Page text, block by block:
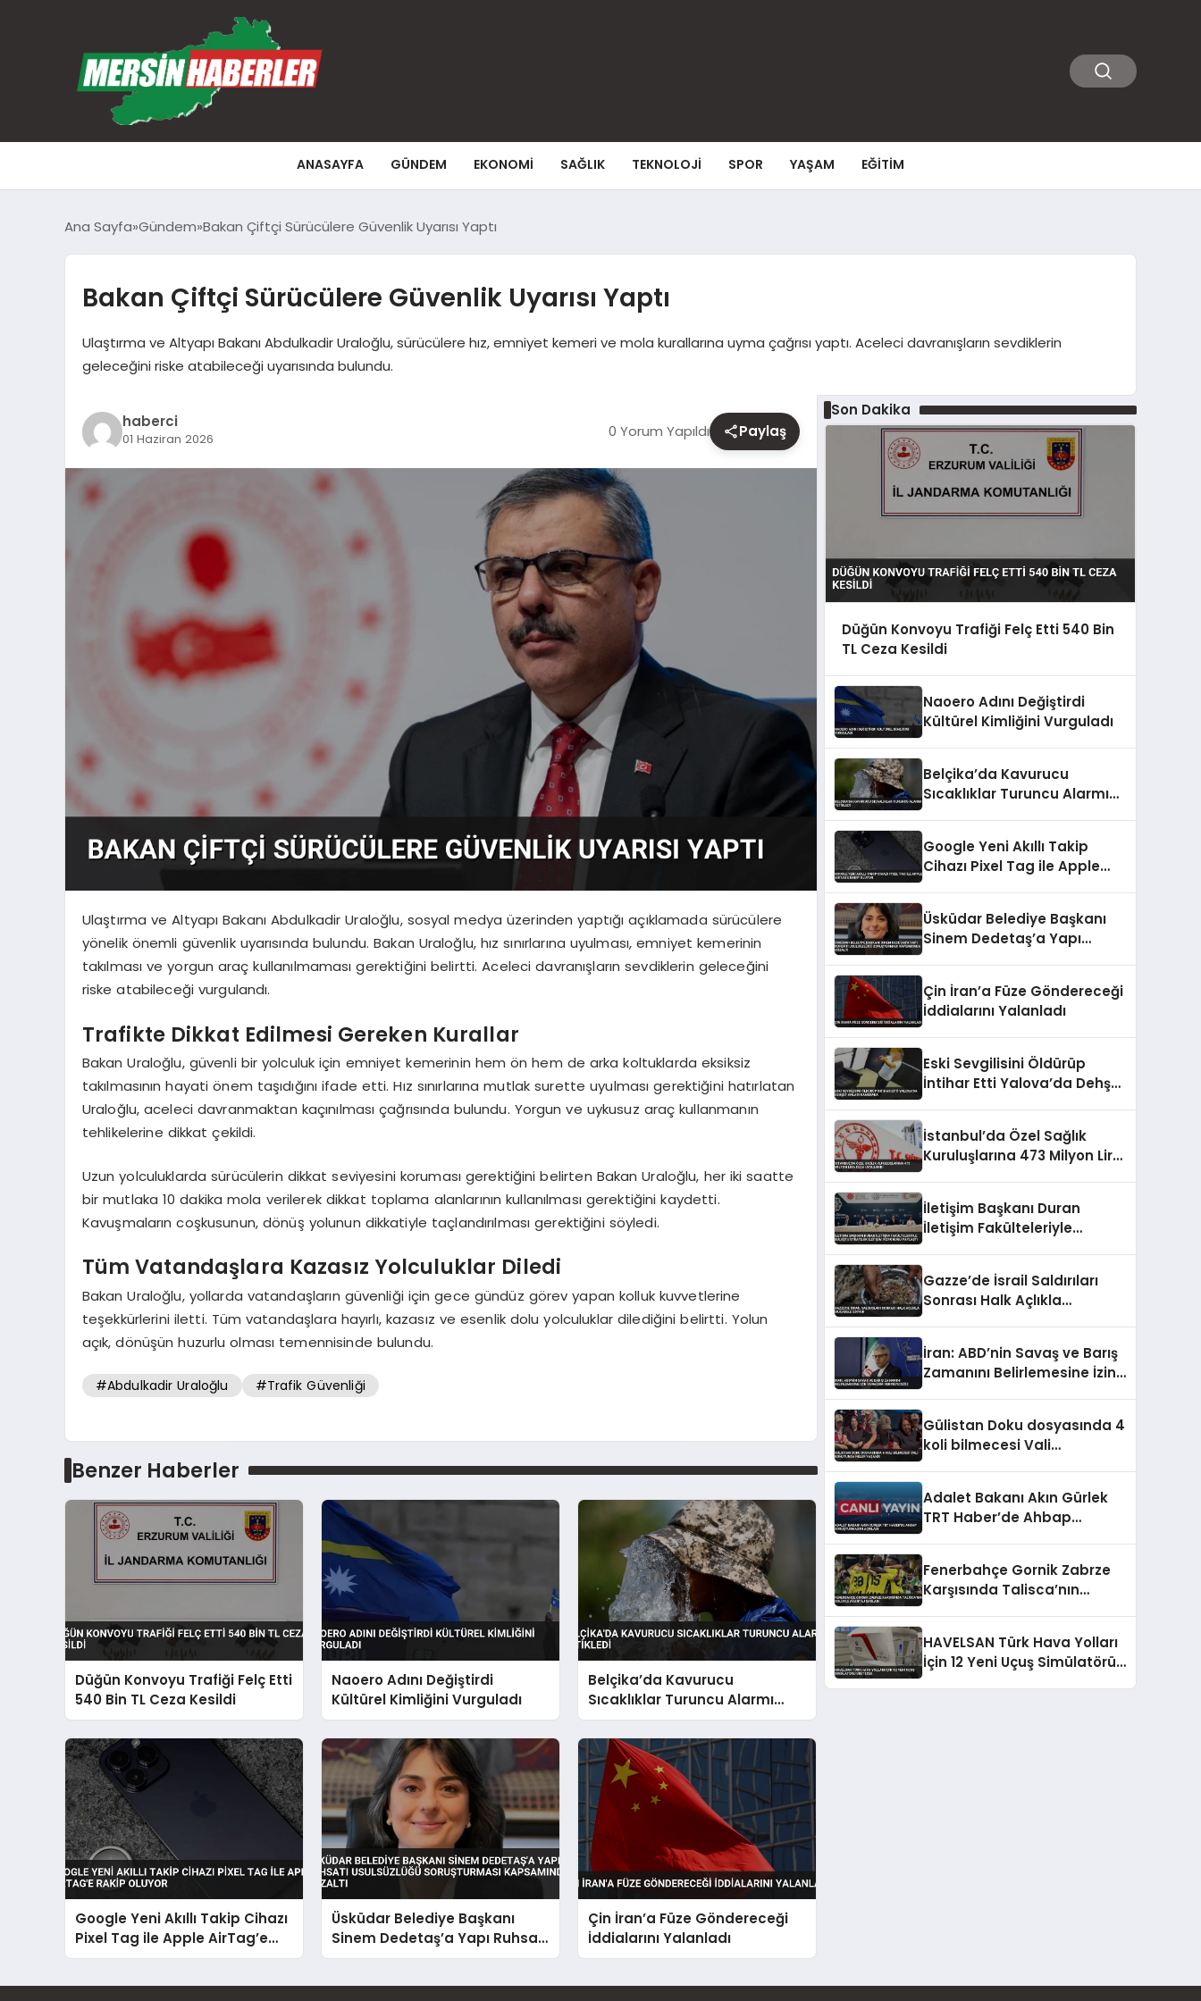
ANASAYFA GÜNDEM EKONOMI SAĞLIK TEKNOLOJI SPOR YAŞAM EĞITIM
Ana Sayfa Gündem Bakan Çiftçi Sürücülere Güvenlik Uyarısı Yaptı
Bakan Çiftçi Sürücülere Güvenlik Uyarısı Yaptı
Ulaştırma ve Altyapı Bakanı Abdulkadir Uraloğlu, sürücülere hız, emniyet kemeri ve mola kurallarına uyma çağrısı yaptı. Aceleci davranışların sevdiklerin
geleceğini riske atabileceği uyarısında bulundu.
haberci
01 Haziran 2026 0 Yorum Yapıldı Paylaş
Ulaştırma ve Altyapı Bakanı Abdulkadir Uraloğlu, sosyal medya üzerinden yaptığı açıklamada sürücülere
yönelik önemli güvenlik uyarısında bulundu. Bakan Uraloğlu, hız sınırlarına uyulması, emniyet kemerinin
takılması ve yorgun araç kullanılmaması gerektiğini belirtti. Aceleci davranışların sevdiklerin geleceğini
riske atabileceği vurgulandı.
Trafikte Dikkat Edilmesi Gereken Kurallar
Bakan Uraloğlu, güvenli bir yolculuk için emniyet kemerinin hem ön hem de arka koltuklarda eksiksiz
takılmasının hayati önem taşıdığını ifade etti. Hız sınırlarına mutlak surette uyulması gerektiğini hatırlatan
Uraloğlu, aceleci davranmaktan kaçınılması çağrısında bulundu. Yorgun ve uykusuz araç kullanmanın
tehlikelerine dikkat çekildi.
Uzun yolculuklarda sürücülerin dikkat seviyesini koruması gerektiğini belirten Bakan Uraloğlu, her iki saatte
bir mutlaka 10 dakika mola verilerek dikkat toplama alanlarının kullanılması gerektiğini kaydetti.
Kavuşmaların coşkusunun, dönüş yolunun dikkatiyle taçlandırılması gerektiğini söyledi.
Tüm Vatandaşlara Kazasız Yolculuklar Diledi
Bakan Uraloğlu, yollarda vatandaşların güvenliği için gece gündüz görev yapan kolluk kuvvetlerine
teşekkürlerini iletti. Tüm vatandaşlara hayırlı, kazasız ve esenlik dolu yolculuklar dilediğini belirtti. Yolun
açık, dönüşün huzurlu olması temennisinde bulundu.
#Abdulkadir Uraloğlu #Trafik Güvenliği
Benzer Haberler
Düğün Konvoyu Trafiği Felç Etti
540 Bin TL Ceza Kesildi
Naoero Adını Değiştirdi
Kültürel Kimliğini Vurguladı
Belçika’da Kavurucu
Sıcaklıklar Turuncu Alarmı
Tetikledi
Google Yeni Akıllı Takip Cihazı
Pixel Tag ile Apple AirTag’e
Rakip Oluyor
Üsküdar Belediye Başkanı
Sinem Dedetaş’a Yapı Ruhsatı
Usulsüzlüğü Soruşturması
Çin İran’a Füze Göndereceği
İddialarını Yalanladı
Son Dakika
Düğün Konvoyu Trafiği Felç Etti 540 Bin
TL Ceza Kesildi
Naoero Adını Değiştirdi
Kültürel Kimliğini Vurguladı
Belçika’da Kavurucu
Sıcaklıklar Turuncu Alarmı
Google Yeni Akıllı Takip
Cihazı Pixel Tag ile Apple
Üsküdar Belediye Başkanı
Sinem Dedetaş’a Yapı
Gözaltı
Çin İran’a Füze Göndereceği
İddialarını Yalanladı
Eski Sevgilisini Öldürüp
İntihar Etti Yalova’da Dehşet
İstanbul’da Özel Sağlık
Kuruluşlarına 473 Milyon Lira
İletişim Başkanı Duran
İletişim Fakülteleriyle
Gazze’de İsrail Saldırıları
Sonrası Halk Açlıkla
İran: ABD’nin Savaş ve Barış
Zamanını Belirlemesine İzin
Gülistan Doku dosyasında 4
koli bilmecesi Vali
Adalet Bakanı Akın Gürlek
TRT Haber’de Ahbap
Fenerbahçe Gornik Zabrze
Karşısında Talisca’nın
HAVELSAN Türk Hava Yolları
İçin 12 Yeni Uçuş Simülatörü